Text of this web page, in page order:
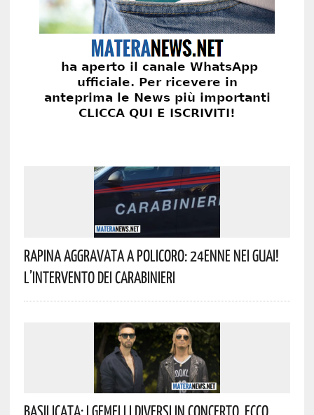
Rapina Aggravata A Policoro: 24enne Nei Guai!
L’intervento Dei Carabinieri
Basilicata: I Gemelli DiVersi In Concerto. Ecco